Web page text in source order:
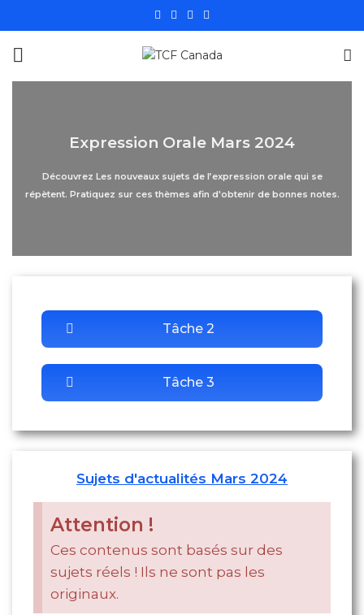
Expression Orale Mars 2024
Découvrez Les nouveaux sujets de l’expression orale qui se
répètent. Pratiquez sur ces thèmes afin d'obtenir de bonnes notes.
Tâche 2
Tâche 3
Sujets d'actualités Mars 2024
Attention !
Ces contenus sont basés sur des
sujets réels ! Ils ne sont pas les
originaux.